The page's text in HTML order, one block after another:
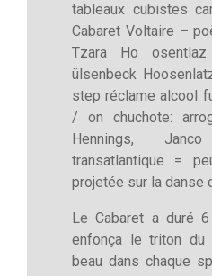
tableaux cubistes
Cabaret Voltaire –
Tzara Ho
ülsenbeck
step réclame alcool
/ on chuchote:
Hennings,
transatlantique =
projetée sur la danse
Le Cabaret a duré
enfonça le triton du
beau dans chaque